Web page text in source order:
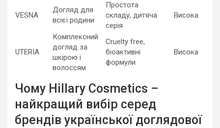
VESNA
Догляд для
всієї родини
Простота
складу, дитяча
серія
Висока
UTERIA
Комплексний
догляд за
шкірою і
волоссям
Cruelty free,
біоактивні
формули
Висока
Чому Hillary Cosmetics –
найкращий вибір серед
брендів української доглядової